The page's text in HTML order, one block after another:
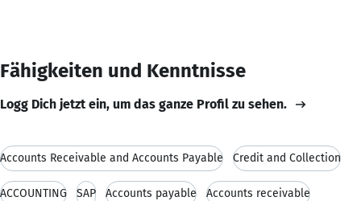
Fähigkeiten und Kenntnisse
Logg Dich jetzt ein, um das ganze Profil zu sehen.
Accounts Receivable and Accounts Payable Credit and Collection
ACCOUNTING SAP Accounts payable Accounts receivable